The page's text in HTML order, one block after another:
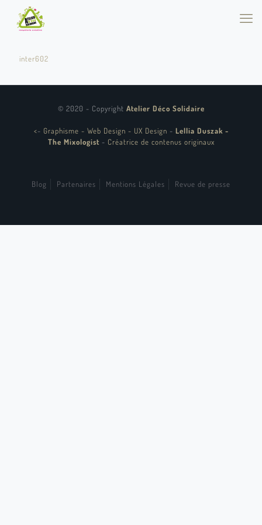
inter602
© 2020 - Copyright Atelier Déco Solidaire
<- Graphisme - Web Design - UX Design - Lellia Duszak -
The Mixologist - Créatrice de contenus originaux
Blog Partenaires Mentions Légales Revue de presse